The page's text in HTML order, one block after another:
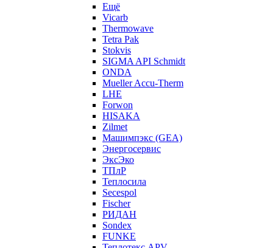
Ещё
Vicarb
Thermowave
Tetra Pak
Stokvis
SIGMA API Schmidt
ONDA
Mueller Accu-Therm
LHE
Forwon
HISAKA
Zilmet
Машимпэкс (GEA)
Энергосервис
ЭксЭко
ТПлР
Теплосила
Secespol
Fischer
РИДАН
Sondex
FUNKE